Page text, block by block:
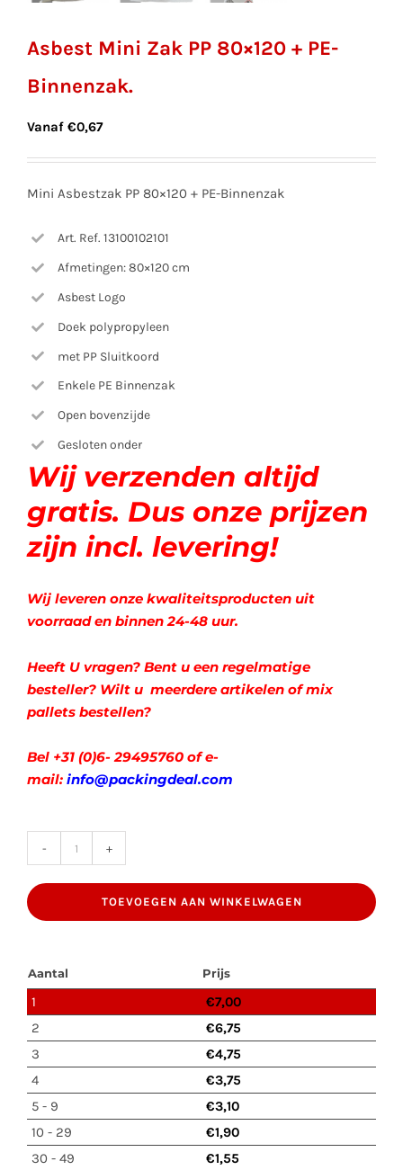
Asbest Mini Zak PP 80×120 + PE-
Binnenzak.
Vanaf €0,67
Mini Asbestzak PP 80×120 + PE-Binnenzak
Art. Ref. 13100102101
Afmetingen: 80×120 cm
Asbest Logo
Doek polypropyleen
met PP Sluitkoord
Enkele PE Binnenzak
Open bovenzijde
Gesloten onder
Wij verzenden altijd
gratis. Dus onze prijzen
zijn incl. levering!
Wij leveren onze kwaliteitsproducten uit
voorraad en binnen 24-48 uur.
Heeft U vragen? Bent u een regelmatige
besteller? Wilt u meerdere artikelen of mix
pallets bestellen?
Bel +31 (0)6- 29495760 of e-
mail: info@packingdeal.com
Mini
+
PE-
TOEVOEGEN AAN WINKELWAGEN
Aantal Prijs
1 €7,00
2
€6,75
3
€4,75
4
€3,75
5 - 9
€3,10
10 - 29
€1,90
30 - 49
€1,55